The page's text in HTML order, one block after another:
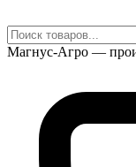
Магнус-Агро —